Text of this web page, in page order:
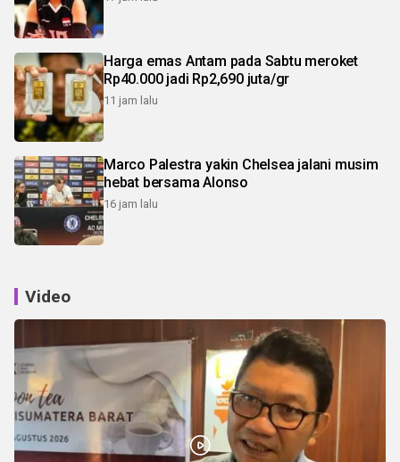
Harga emas Antam pada Sabtu meroket
Rp40.000 jadi Rp2,690 juta/gr
11 jam lalu
Marco Palestra yakin Chelsea jalani musim
hebat bersama Alonso
16 jam lalu
Video